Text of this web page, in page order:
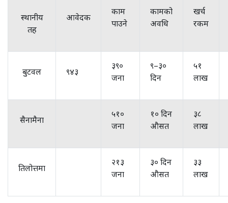
स्थानीय
तह
आवेदक
काम
पाउने
कामको
अवधि
खर्च
रकम
बुटवल ९४३
३९०
जना
९–३०
दिन
५१
लाख
सैनामैना
५१०
जना
१० दिन
औसत
३८
लाख
तिलोत्तमा
२१३
जना
३० दिन
औसत
३३
लाख